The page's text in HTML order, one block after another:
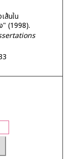
ส้นใน
" (1998).